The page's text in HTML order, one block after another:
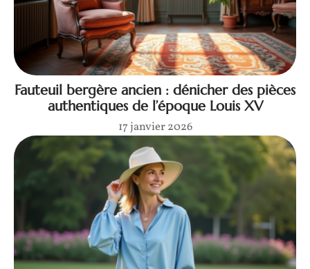
Fauteuil bergère ancien : dénicher des pièces
authentiques de l’époque Louis XV
17 janvier 2026